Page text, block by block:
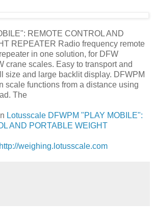
REMOTE CONTROL AND
REPEATER Radio frequency remote
in one solution, for DFW
crane scales. Easy to transport and
size and large backlit display. DFWPM
scale functions from a distance using
The
Lotusscale DFWPM "PLAY MOBILE":
AND PORTABLE WEIGHT
http://weighing.lotusscale.com